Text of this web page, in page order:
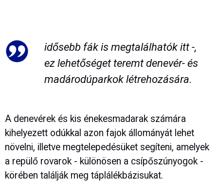
idősebb fák is megtalálhatók itt -,
ez lehetőséget teremt denevér- és
madárodúparkok létrehozására.
A denevérek és kis énekesmadarak számára
kihelyezett odúkkal azon fajok állományát lehet
növelni, illetve megtelepedésüket segíteni, amelyek
a repülő rovarok - különösen a csípőszúnyogok -
körében találják meg táplálékbázisukat.